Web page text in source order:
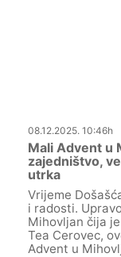
08.12.2025. 10:46h
Mali Advent u
zajedništvo,
utrka
Vrijeme
i radosti.
Mihovljan čija
Tea Cerovec,
Advent u